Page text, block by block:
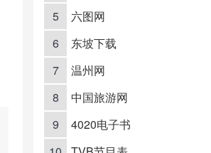
5
六图网
6
东坡下载
7
温州网
8
中国旅游网
9
4020电子书